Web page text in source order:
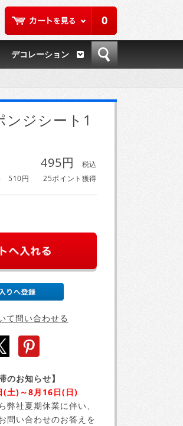
0
デコレーション
ンジシート1
495円
税込
510円
25ポイント獲得
て問い合わせる
のお知らせ】
(土)～8月16日(日)
弊社夏期休業に伴い、
問い合わせのお答えを